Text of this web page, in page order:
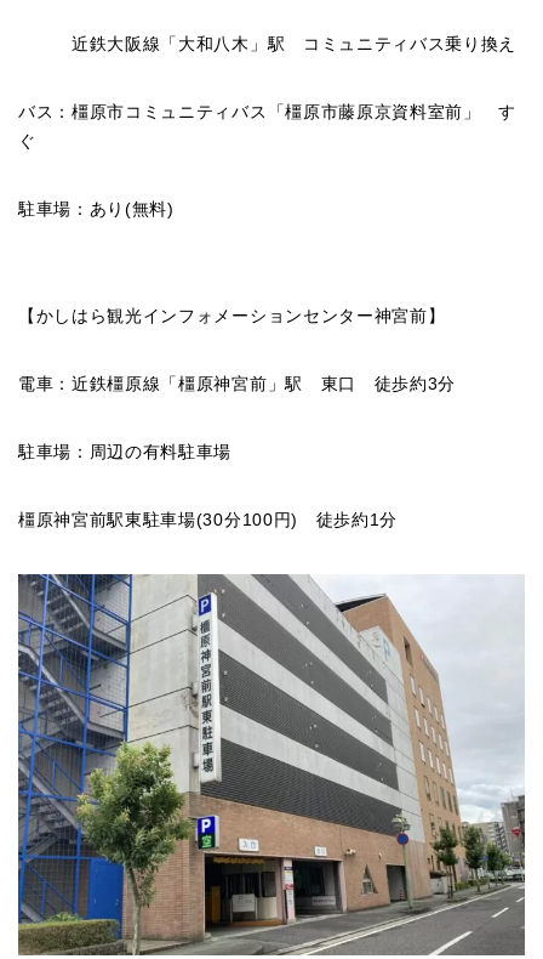
近鉄大阪線「大和八木」駅 コミュニティバス乗り換え
バス：橿原市コミュニティバス「橿原市藤原京資料室前」 す
ぐ
駐車場：あり(無料)
【かしはら観光インフォメーションセンター神宮前】
電車：近鉄橿原線「橿原神宮前」駅 東口 徒歩約3分
駐車場：周辺の有料駐車場
橿原神宮前駅東駐車場(30分100円) 徒歩約1分